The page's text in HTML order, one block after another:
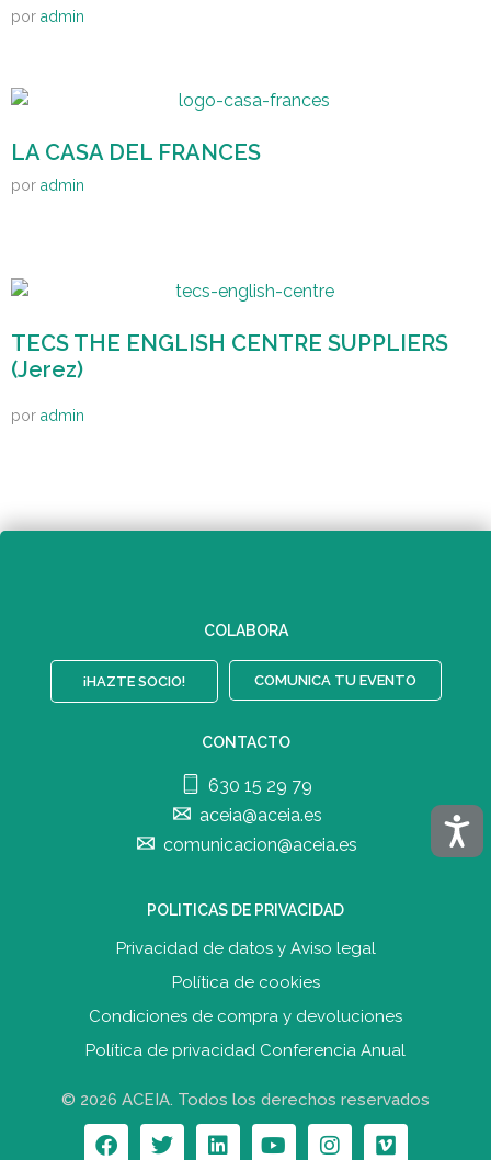
por admin
LA CASA DEL FRANCES
por admin
TECS THE ENGLISH CENTRE SUPPLIERS
(Jerez)
por admin
COLABORA
¡HAZTE SOCIO! COMUNICA TU EVENTO
CONTACTO
630 15 29 79
aceia@aceia.es
comunicacion@aceia.es
POLITICAS DE PRIVACIDAD
Privacidad de datos y Aviso legal
Política de cookies
Condiciones de compra y devoluciones
Política de privacidad Conferencia Anual
© 2026 ACEIA. Todos los derechos reservados